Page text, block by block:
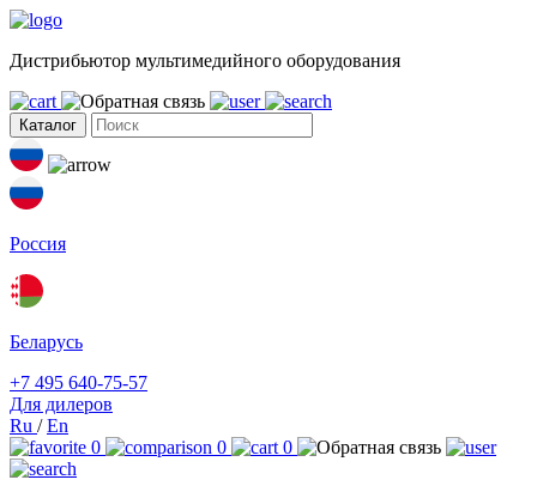
Дистрибьютор мультимедийного оборудования
Каталог
Россия
Беларусь
+7 495 640-75-57
Для дилеров
Ru /En
0
0 0